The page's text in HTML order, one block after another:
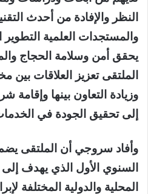
النظر والإفادة من أحدث
والمستجدات العلمية
يحقق أمن وسلامة الحجاج
الملتقى تعزيز العلاقات بين
وزيادة التعاون بينها وإقامة
إلى تحقيق الجودة في
وأفاد سروجي أن الملتقى
السنوي الأول الذي يهدف
المحلية والدولية المختلفة